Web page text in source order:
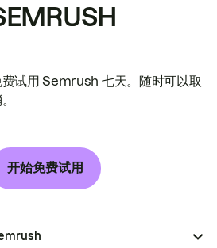
费试用 Semrush 七天。随时可以取
开始免费试用